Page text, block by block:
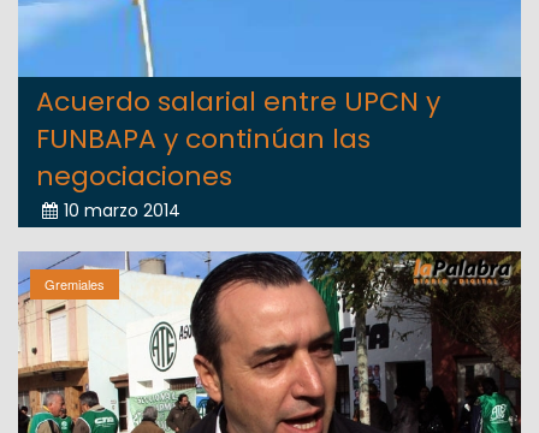
Acuerdo salarial entre UPCN y
FUNBAPA y continúan las
negociaciones
10 marzo 2014
Gremiales